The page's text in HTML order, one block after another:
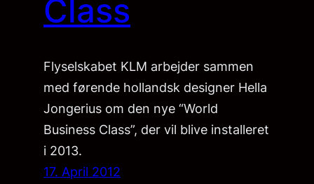
Class
Flyselskabet KLM arbejder sammen
med førende hollandsk designer Hella
Jongerius om den nye “World
Business Class”, der vil blive installeret
i 2013.
17. April 2012